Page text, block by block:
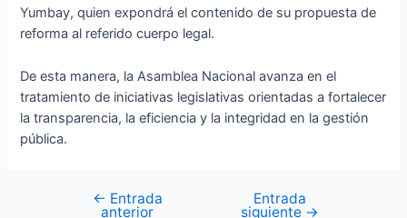
Yumbay, quien expondrá el contenido de su propuesta de
reforma al referido cuerpo legal.
De esta manera, la Asamblea Nacional avanza en el
tratamiento de iniciativas legislativas orientadas a fortalecer
la transparencia, la eficiencia y la integridad en la gestión
pública.
← Entrada
anterior
Entrada
siguiente →